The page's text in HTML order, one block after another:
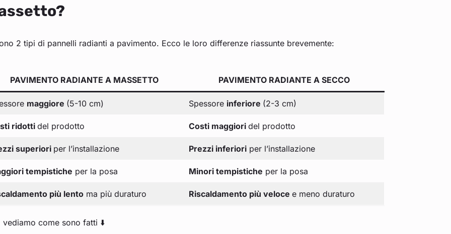
2 tipi di pannelli radianti a pavimento. Ecco le loro differenze riassunte brevemente:
PAVIMENTO RADIANTE A MASSETTO PAVIMENTO RADIANTE A SECCO
maggiore (5-10 cm) Spessore inferiore (2-3 cm)
ridotti del prodotto Costi maggiori del prodotto
superiori per l’installazione Prezzi inferioriper l’installazione
tempistiche per la posa Minori tempistiche per la posa
più lentoma più duraturo Riscaldamento più veloce e meno duraturo
vediamo come sono fatti ⬇️